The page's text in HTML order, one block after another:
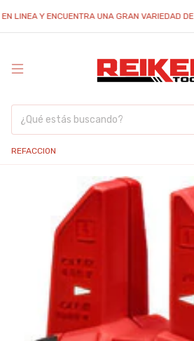
Y ENCUENTRA UNA GRAN VARIEDAD DE
REFACCION